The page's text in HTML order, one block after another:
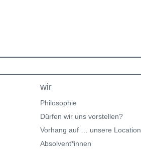
wir
Philosophie
Dürfen wir uns vorstellen?
Vorhang auf … unsere Location
Absolvent*innen